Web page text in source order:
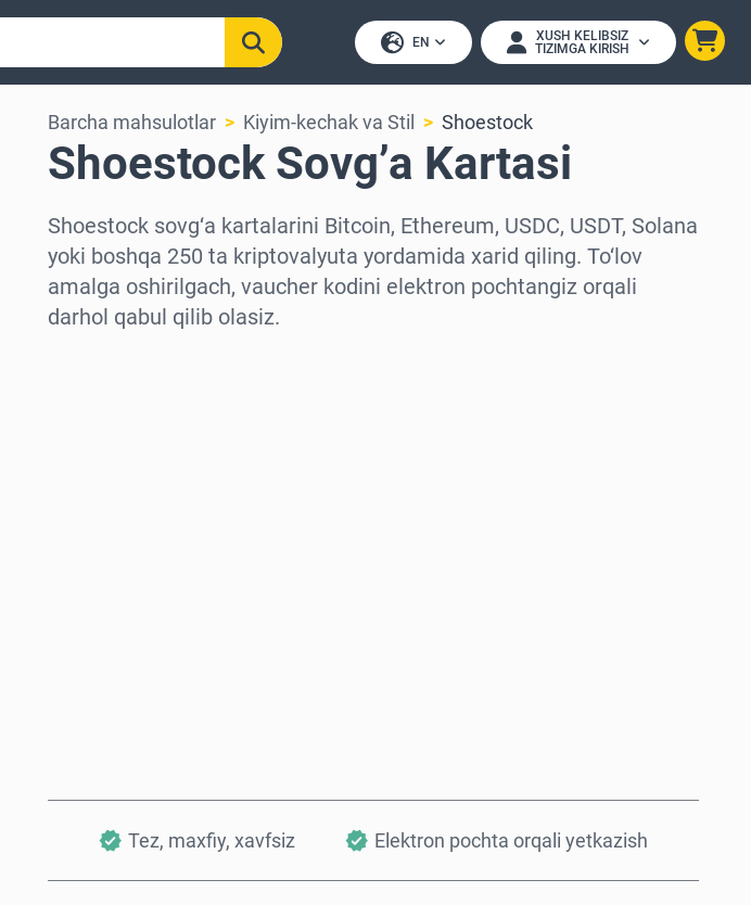
EN
XUSH KELIBSIZ
TIZIMGA KIRISH
Barcha mahsulotlar Kiyim-kechak va Stil Shoestock
Shoestock Sovg’a Kartasi
Shoestock sovg‘a kartalarini Bitcoin, Ethereum, USDC, USDT, Solana
yoki boshqa 250 ta kriptovalyuta yordamida xarid qiling. To‘lov
amalga oshirilgach, vaucher kodini elektron pochtangiz orqali
darhol qabul qilib olasiz.
Tez, maxfiy, xavfsiz Elektron pochta orqali yetkazish